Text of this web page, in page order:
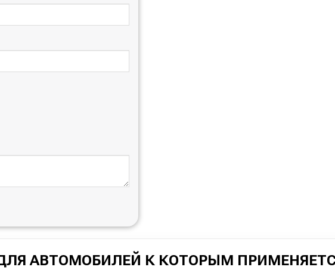
АВТОМОБИЛЕЙ К КОТОРЫМ